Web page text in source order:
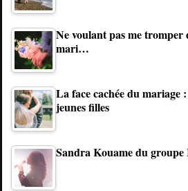
Ne voulant pas me tromper
mari…
La face cachée du mariage
jeunes filles
Sandra Kouame du